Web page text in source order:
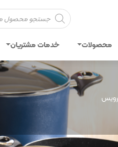
Products
search
محصولات خدمات مشتریان